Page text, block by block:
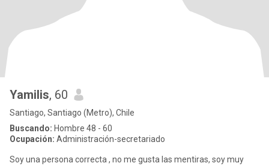
Yamilis, 60
Santiago, Santiago (Metro), Chile
Buscando: Hombre 48 - 60
Ocupación: Administración-secretariado
Soy una persona correcta , no me gusta las mentiras, soy muy